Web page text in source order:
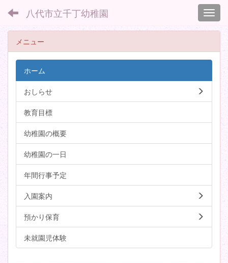
八代市立千丁幼稚園
メニュー
ホーム
おしらせ
教育目標
幼稚園の概要
幼稚園の一日
年間行事予定
入園案内
預かり保育
未就園児体験